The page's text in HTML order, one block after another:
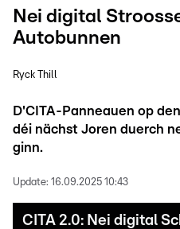
Nei digital
Autobunnen
Ryck Thill
D'CITA-Panneauen op
déi nächst Joren duerch
ginn.
Update: 16.09.2025 10:43
CITA 2.0: Nei digital